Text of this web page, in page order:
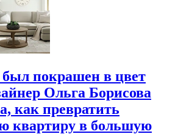
покрашен в цвет
Ольга Борисова
как превратить
квартиру в большую